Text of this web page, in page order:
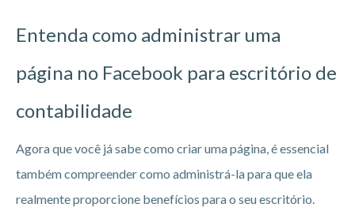
Entenda como administrar uma
página no Facebook para escritório de
contabilidade
Agora que você já sabe como criar uma página, é essencial
também compreender como administrá-la para que ela
realmente proporcione benefícios para o seu escritório.